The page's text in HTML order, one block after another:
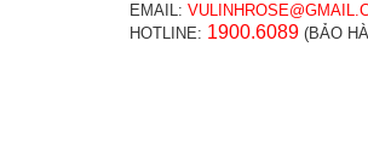
EMAIL:
HOTLINE: 1900.6089 (BẢO